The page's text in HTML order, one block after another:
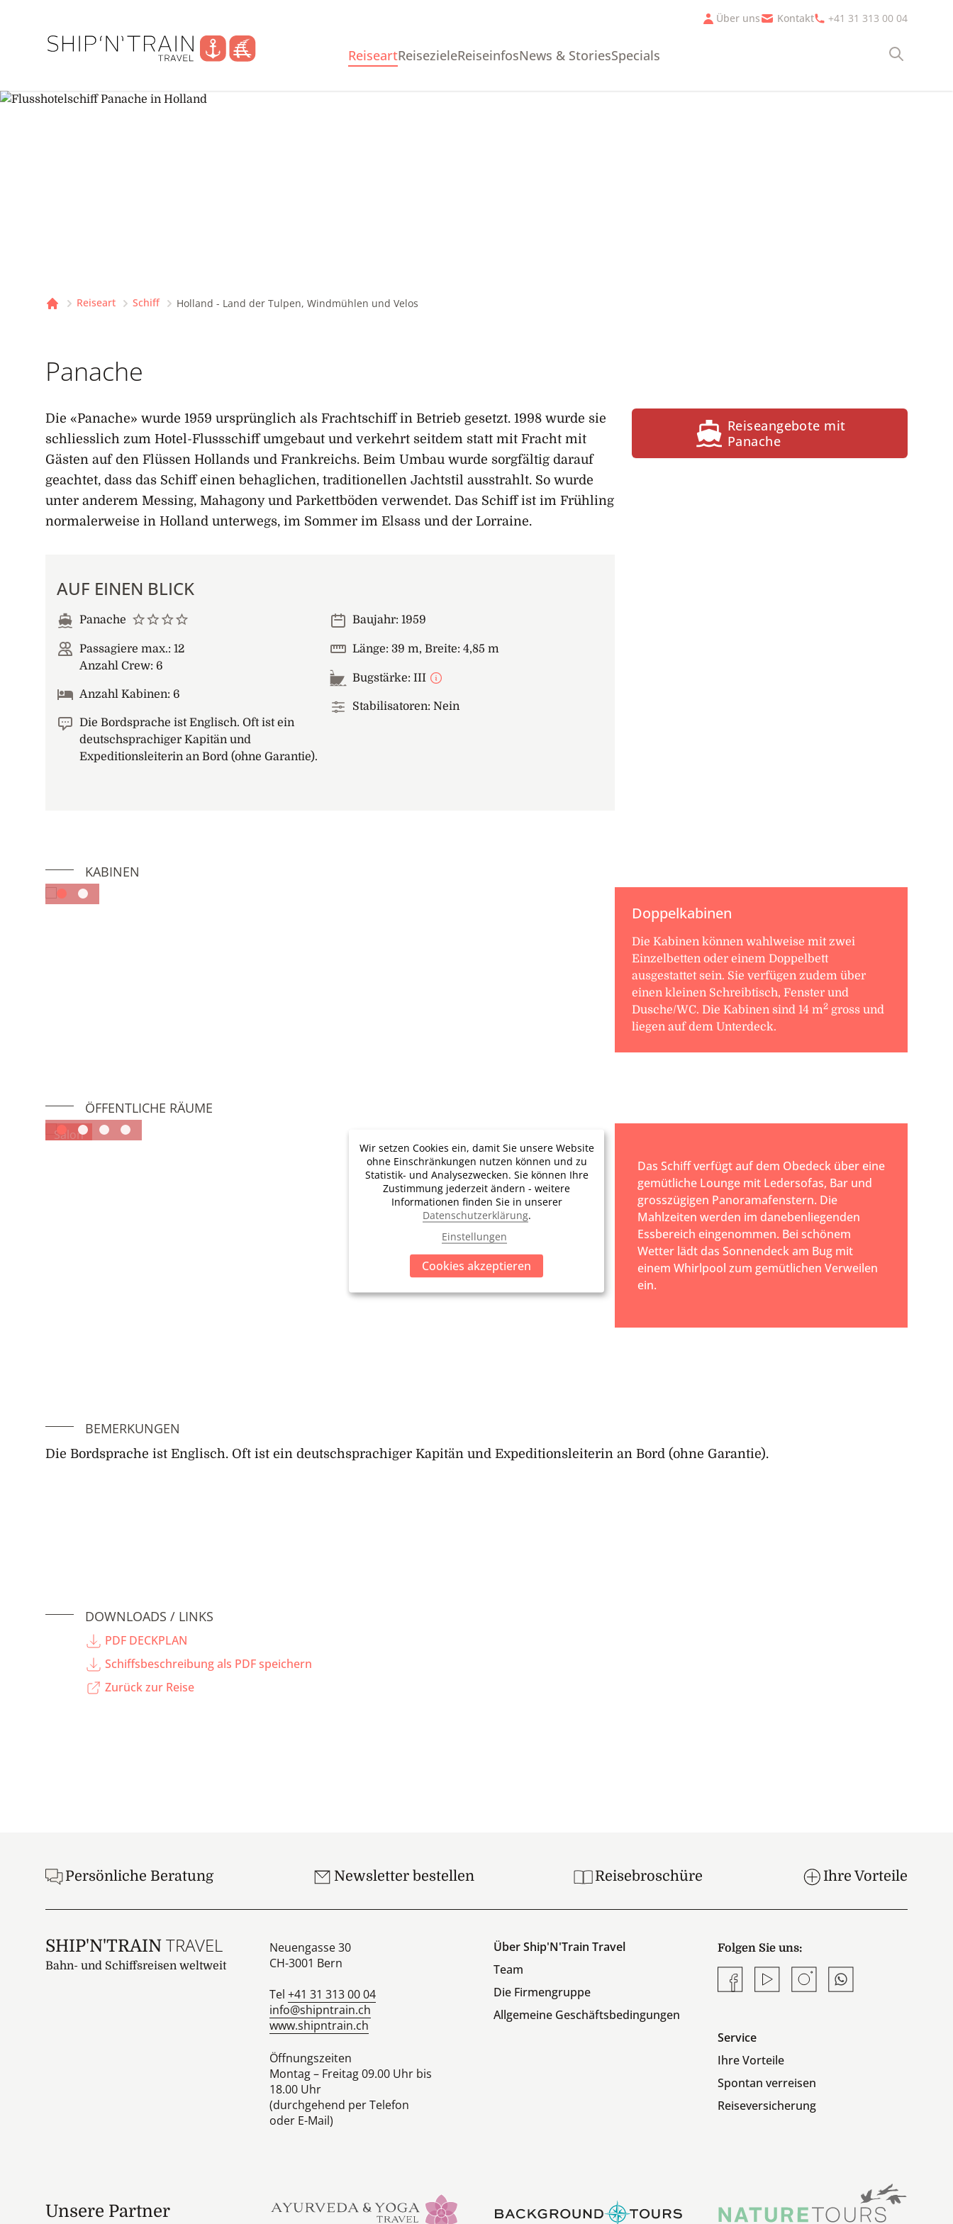
Über uns Kontakt +41 31 313 00 04
ReiseartReisezieleReiseinfosNews & StoriesSpecials Suche
Reiseart Schiff Holland - Land der Tulpen, Windmühlen und Velos
Panache
Die «Panache» wurde 1959 ursprünglich als Frachtschiff in Betrieb gesetzt. 1998 wurde sie
schliesslich zum Hotel-Flussschiff umgebaut und verkehrt seitdem statt mit Fracht mit
Gästen auf den Flüssen Hollands und Frankreichs. Beim Umbau wurde sorgfältig darauf
geachtet, dass das Schiff einen behaglichen, traditionellen Jachtstil ausstrahlt. So wurde
unter anderem Messing, Mahagony und Parkettböden verwendet. Das Schiff ist im Frühling
normalerweise in Holland unterwegs, im Sommer im Elsass und der Lorraine.
AUF EINEN BLICK
Panache
Passagiere max.: 12
Anzahl Crew: 6
Anzahl Kabinen: 6
Die Bordsprache ist Englisch. Oft ist ein
deutschsprachiger Kapitän und
Expeditionsleiterin an Bord (ohne Garantie).
Baujahr: 1959
Länge: 39 m, Breite: 4,85 m
Bugstärke: III
Stabilisatoren: Nein
Reiseangebote mit
Panache
KABINEN
Doppelkabinen
Die Kabinen können wahlweise mit zwei
Einzelbetten oder einem Doppelbett
ausgestattet sein. Sie verfügen zudem über
einen kleinen Schreibtisch, Fenster und
Dusche/WC. Die Kabinen sind 14 m2gross und
liegen auf dem Unterdeck.
ÖFFENTLICHE RÄUME
Salon
Das Schiff verfügt auf dem Obedeck über eine
gemütliche Lounge mit Ledersofas, Bar und
grosszügigen Panoramafenstern. Die
Mahlzeiten werden im danebenliegenden
Essbereich eingenommen. Bei schönem
Wetter lädt das Sonnendeck am Bug mit
einem Whirlpool zum gemütlichen Verweilen
ein.
BEMERKUNGEN
Die Bordsprache ist Englisch. Oft ist ein deutschsprachiger Kapitän und Expeditionsleiterin an Bord (ohne Garantie).
DOWNLOADS / LINKS
PDF DECKPLAN
Schiffsbeschreibung als PDF speichern
Zurück zur Reise
Persönliche Beratung Newsletter bestellen Reisebroschüre Ihre Vorteile
SHIP'N'TRAIN TRAVEL
Bahn- und Schiffsreisen weltweit
Neuengasse 30
CH-3001 Bern
Tel +41 31 313 00 04
info@shipntrain.ch
www.shipntrain.ch
Öffnungszeiten
Montag – Freitag 09.00 Uhr bis
18.00 Uhr
(durchgehend per Telefon
oder E-Mail)
Über Ship'N'Train Travel
Team
Die Firmengruppe
Allgemeine Geschäftsbedingungen
Folgen Sie uns:
FacebookYouTubeInstagramWhatsapp
Service
Ihre Vorteile
Spontan verreisen
Reiseversicherung
Unsere Partner
Wir setzen Cookies ein, damit Sie unsere Website
ohne Einschränkungen nutzen können und zu
Statistik- und Analysezwecken. Sie können Ihre
Zustimmung jederzeit ändern - weitere
Informationen finden Sie in unserer
Datenschutzerklärung.
Einstellungen
Cookies akzeptieren